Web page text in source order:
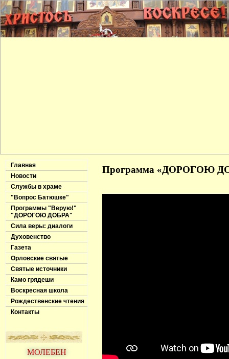
Главная
Новости
Службы в храме
"Вопрос Батюшке"
Программы "Верую!"
"ДОРОГОЮ ДОБРА"
Сила веры: диалоги
Духовенство
Газета
Орловские святые
Святые источники
Камо грядеши
Воскресная школа
Рождественские чтения
Контакты
МОЛЕБЕН
Программа «ДОРОГОЮ